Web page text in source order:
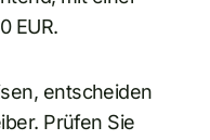
EUR.
entscheiden
Prüfen Sie